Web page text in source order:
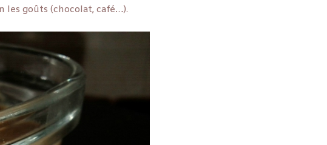
les goûts (chocolat, café…).